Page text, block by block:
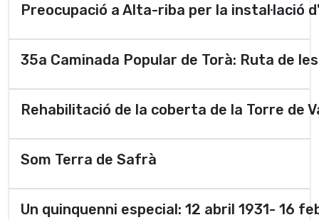
Preocupació a Alta-riba per la instal·lació
35a Caminada Popular de Torà: Ruta de
Rehabilitació de la coberta de la Torre de
Som Terra de Safrà
Un quinquenni especial: 12 abril 1931- 16